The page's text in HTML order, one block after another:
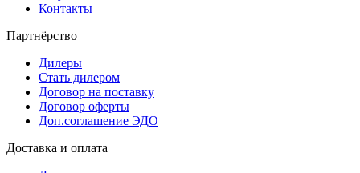
Контакты
Партнёрство
Дилеры
Стать дилером
Договор на поставку
Договор оферты
Доп.соглашение ЭДО
Доставка и оплата